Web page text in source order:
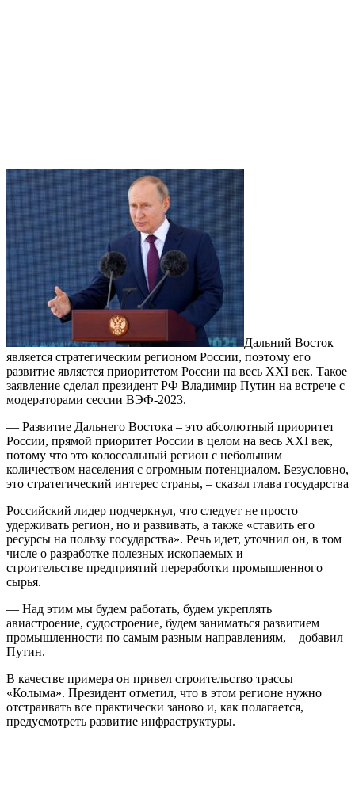
Дальний Восток
является стратегическим регионом России, поэтому его
развитие является приоритетом России на весь XXI век. Такое
заявление сделал президент РФ Владимир Путин на встрече с
модераторами сессии ВЭФ-2023.
— Развитие Дальнего Востока – это абсолютный приоритет
России, прямой приоритет России в целом на весь ХХI век,
потому что это колоссальный регион с небольшим
количеством населения с огромным потенциалом. Безусловно,
это стратегический интерес страны, – сказал глава государства
Российский лидер подчеркнул, что следует не просто
удерживать регион, но и развивать, а также «ставить его
ресурсы на пользу государства». Речь идет, уточнил он, в том
числе о разработке полезных ископаемых и
строительстве предприятий переработки промышленного
сырья.
— Над этим мы будем работать, будем укреплять
авиастроение, судостроение, будем заниматься развитием
промышленности по самым разным направлениям, – добавил
Путин.
В качестве примера он привел строительство трассы
«Колыма». Президент отметил, что в этом регионе нужно
отстраивать все практически заново и, как полагается,
предусмотреть развитие инфраструктуры.